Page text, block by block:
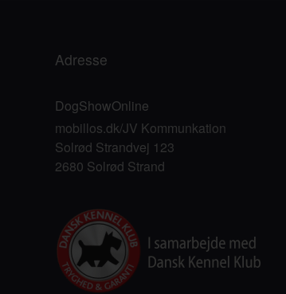
Adresse
DogShowOnline
mobillos.dk/JV Kommunkation
Solrød Strandvej 123
2680 Solrød Strand